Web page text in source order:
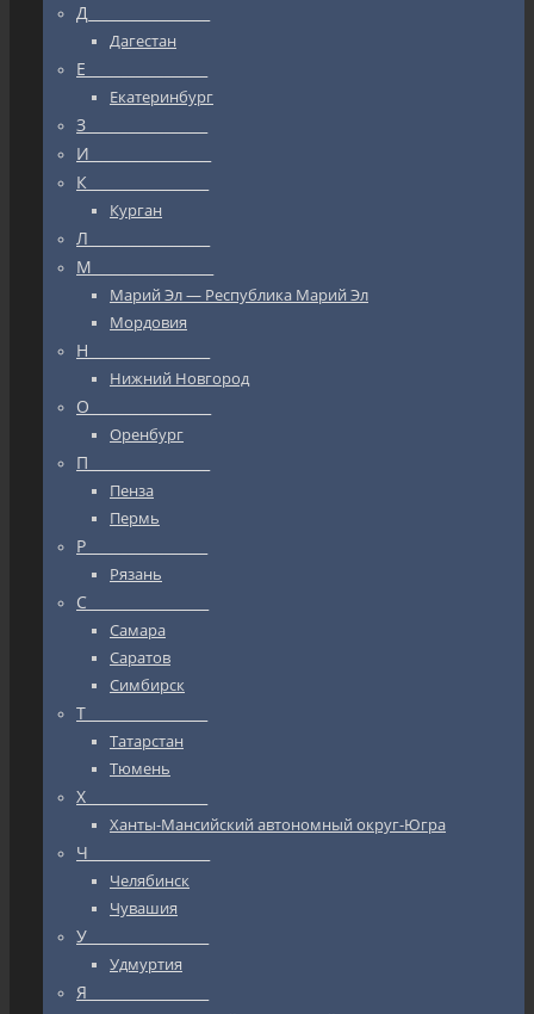
Д_________________
Дагестан
Е_________________
Екатеринбург
З_________________
И_________________
К_________________
Курган
Л_________________
М_________________
Марий Эл — Республика Марий Эл
Мордовия
Н_________________
Нижний Новгород
О_________________
Оренбург
П_________________
Пенза
Пермь
Р_________________
Рязань
С_________________
Самара
Саратов
Симбирск
Т_________________
Татарстан
Тюмень
Х_________________
Ханты-Мансийский автономный округ-Югра
Ч_________________
Челябинск
Чувашия
У_________________
Удмуртия
Я_________________